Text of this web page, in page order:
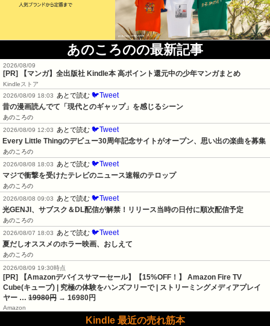
あのころのの最新記事
2026/08/09
[PR] 【マンガ】全出版社 Kindle本 高ポイント還元中の少年マンガまとめ
Kindleストア
2026/08/09 18:03
あとで読む 🐦Tweet
昔の漫画読んでて「現代とのギャップ」を感じるシーン
あのころの
2026/08/09 12:03
あとで読む 🐦Tweet
Every Little Thingのデビュー30周年記念サイトがオープン、思い出の楽曲を募集
あのころの
2026/08/08 18:03
あとで読む 🐦Tweet
マジで衝撃を受けたテレビのニュース速報のテロップ
あのころの
2026/08/08 09:03
あとで読む 🐦Tweet
光GENJI、サブスク＆DL配信が解禁！リリース当時の日付に順次配信予定
あのころの
2026/08/07 18:03
あとで読む 🐦Tweet
夏だしオススメのホラー映画、おしえて
あのころの
2026/08/09 19:30時点
[PR] 【Amazonデバイスサマーセール】【15%OFF！】 Amazon Fire TV
Cube(キューブ) | 究極の体験をハンズフリーで | ストリーミングメディアプレイ
ヤー … 19980円 → 16980円
Amazon
Kindle 最近の売れ筋本